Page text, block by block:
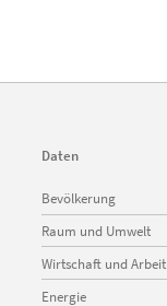
Daten
Navigation
überspringen
Bevölkerung
Raum und Umwelt
Wirtschaft und Arbeit
Energie